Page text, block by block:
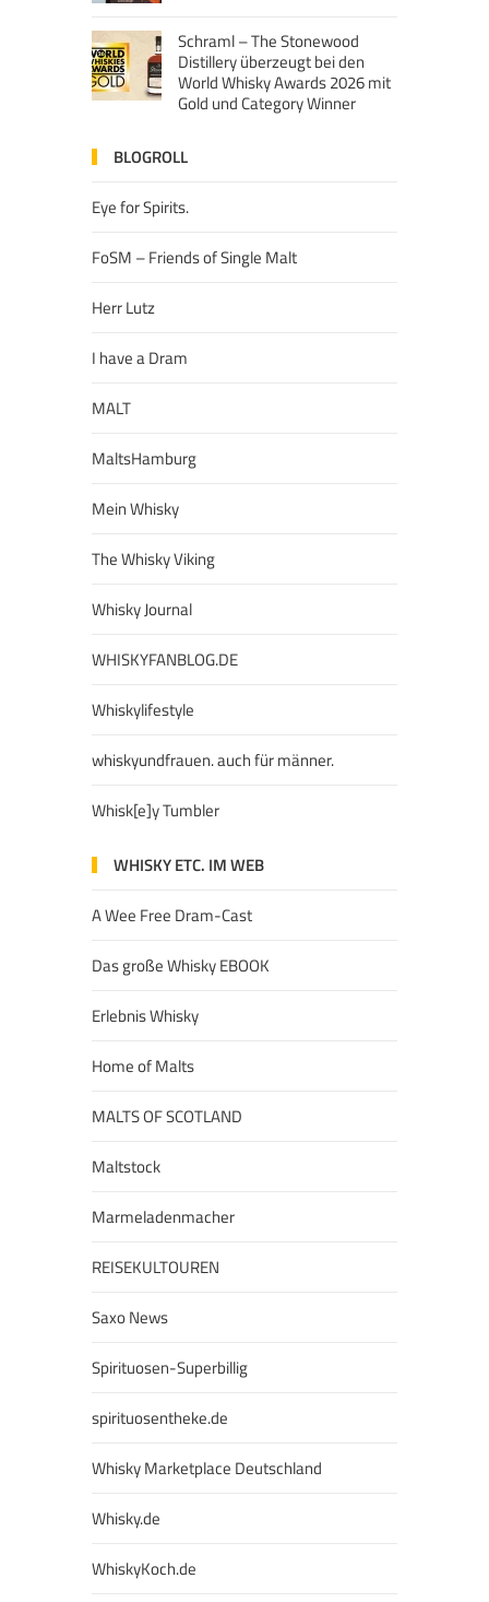
Schraml – The Stonewood
Distillery überzeugt bei den
World Whisky Awards 2026 mit
Gold und Category Winner
BLOGROLL
Eye for Spirits.
FoSM – Friends of Single Malt
Herr Lutz
I have a Dram
MALT
MaltsHamburg
Mein Whisky
The Whisky Viking
Whisky Journal
WHISKYFANBLOG.DE
Whiskylifestyle
whiskyundfrauen. auch für männer.
Whisk[e]y Tumbler
WHISKY ETC. IM WEB
A Wee Free Dram-Cast
Das große Whisky EBOOK
Erlebnis Whisky
Home of Malts
MALTS OF SCOTLAND
Maltstock
Marmeladenmacher
REISEKULTOUREN
Saxo News
Spirituosen-Superbillig
spirituosentheke.de
Whisky Marketplace Deutschland
Whisky.de
WhiskyKoch.de